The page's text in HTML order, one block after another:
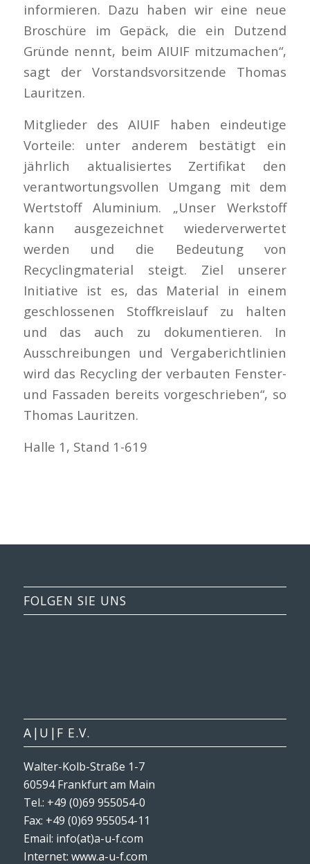
informieren. Dazu haben wir eine neue
Broschüre im Gepäck, die ein Dutzend
Gründe nennt, beim AIUIF mitzumachen“,
sagt der Vorstandsvorsitzende Thomas
Lauritzen.
Mitglieder des AIUIF haben eindeutige
Vorteile: unter anderem bestätigt ein
jährlich aktualisiertes Zertifikat den
verantwortungsvollen Umgang mit dem
Wertstoff Aluminium. „Unser Werkstoff
kann ausgezeichnet wiederverwertet
werden und die Bedeutung von
Recyclingmaterial steigt. Ziel unserer
Initiative ist es, das Material in einem
geschlossenen Stoffkreislauf zu halten
und das auch zu dokumentieren. In
Ausschreibungen und Vergaberichtlinien
wird das Recycling der verbauten Fenster-
und Fassaden bereits vorgeschrieben“, so
Thomas Lauritzen.
Halle 1, Stand 1-619
FOLGEN SIE UNS
A|U|F E.V.
Walter-Kolb-Straße 1-7
60594 Frankfurt am Main
Tel.: +49 (0)69 955054-0
Fax: +49 (0)69 955054-11
Email: info(at)a-u-f.com
Internet: www.a-u-f.com